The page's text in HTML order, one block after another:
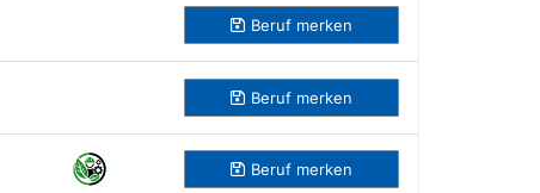
Beruf merken
Beruf merken
Beruf merken